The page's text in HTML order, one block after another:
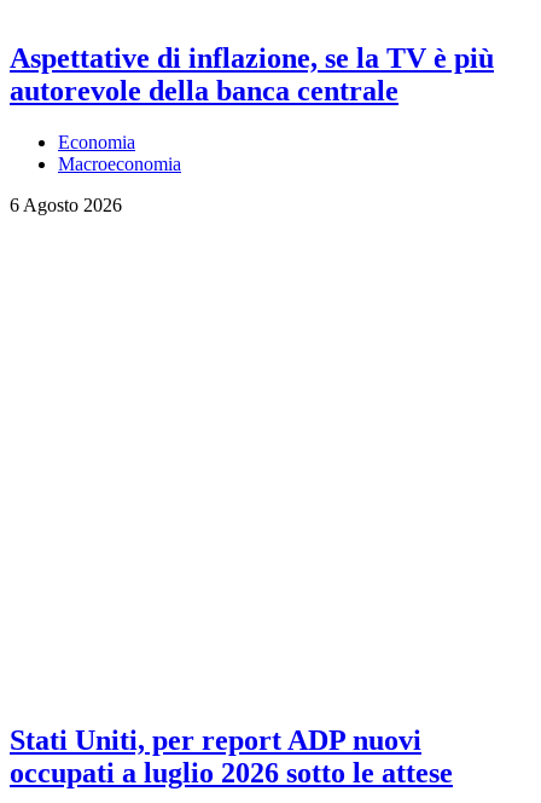
Aspettative di inflazione, se la TV è più
autorevole della banca centrale
Economia
Macroeconomia
6 Agosto 2026
Stati Uniti, per report ADP nuovi
occupati a luglio 2026 sotto le attese